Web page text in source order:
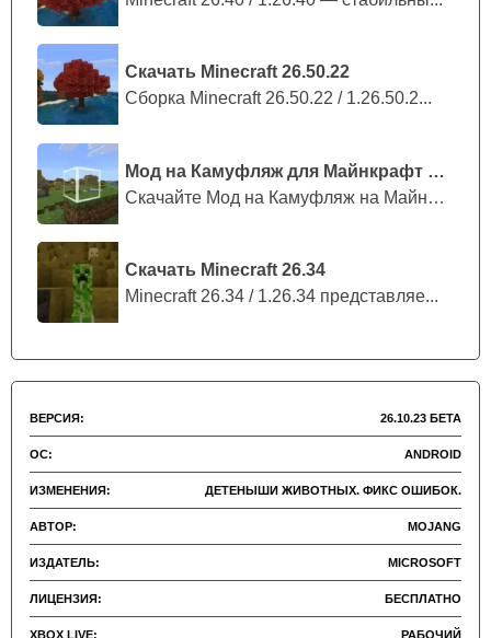
Скачать Minecraft 26.50.22
Сборка Minecraft 26.50.22 / 1.26.50.2...
Мод на Камуфляж для Майнкрафт ПЕ
Скачайте Мод на Камуфляж на Майнкрафт...
Скачать Minecraft 26.34
Minecraft 26.34 / 1.26.34 представляе...
ВЕРСИЯ: 26.10.23 БЕТА
ОС: ANDROID
ИЗМЕНЕНИЯ: ДЕТЕНЫШИ ЖИВОТНЫХ. ФИКС ОШИБОК.
АВТОР: MOJANG
ИЗДАТЕЛЬ: MICROSOFT
ЛИЦЕНЗИЯ: БЕСПЛАТНО
XBOX LIVE: РАБОЧИЙ
имплементация accessibility
В сборку добавлен предиктивный ввод Describe. При
наведении курсора (или тач-фокуса) на блок либо моба
система генерирует текстовое описание объекта с
параллельным голосовым сопровождением.
Функция реализована на уровне движка без
дополнительной нагрузки на CPU, что подтверждено
тестами на устройствах с Snapdragon 450 и аналогами.
Совместимость и
эксплуатационные
характеристики
Параметр Показатель / Комментарий
Минимальная
версия ОС
Рекомендуемый
объём ОЗУ
от 3 ГБ для стабильной загрузки
чанков